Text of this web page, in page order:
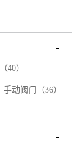
（40）
手动阀门 （36）